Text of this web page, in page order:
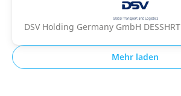
DSV Holding Germany GmbH DESSHRT
Mehr laden